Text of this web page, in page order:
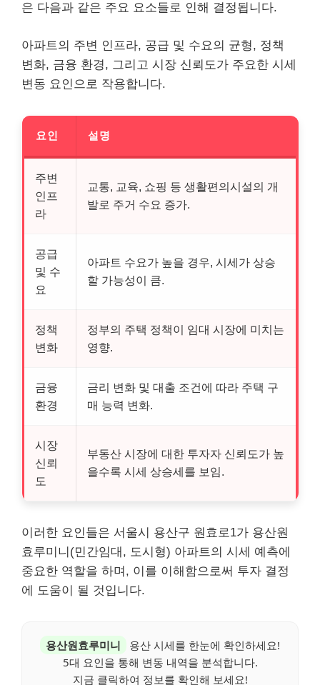
은 다음과 같은 주요 요소들로 인해 결정됩니다.
아파트의 주변 인프라, 공급 및 수요의 균형, 정책
변화, 금융 환경, 그리고 시장 신뢰도가 주요한 시세
변동 요인으로 작용합니다.
요인 설명
주변
인프
라
교통, 교육, 쇼핑 등 생활편의시설의 개
발로 주거 수요 증가.
공급
및 수
요
아파트 수요가 높을 경우, 시세가 상승
할 가능성이 큼.
정책
변화
정부의 주택 정책이 임대 시장에 미치는
영향.
금융
환경
금리 변화 및 대출 조건에 따라 주택 구
매 능력 변화.
시장
신뢰
도
부동산 시장에 대한 투자자 신뢰도가 높
을수록 시세 상승세를 보임.
이러한 요인들은 서울시 용산구 원효로1가 용산원
효루미니(민간임대, 도시형) 아파트의 시세 예측에
중요한 역할을 하며, 이를 이해함으로써 투자 결정
에 도움이 될 것입니다.
용산원효루미니
용산 시세를 한눈에 확인하세요!
5대 요인을 통해 변동 내역을 분석합니다.
지금 클릭하여 정보를 확인해 보세요!